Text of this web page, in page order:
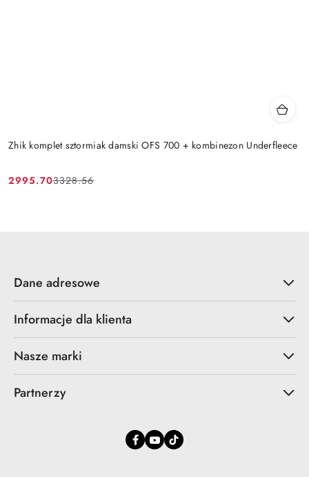
Zhik komplet sztormiak damski OFS 700 + kombinezon Underfleece
Cena
2995.70
Cena
3328.56
Dane adresowe
Informacje dla klienta
Nasze marki
Partnerzy